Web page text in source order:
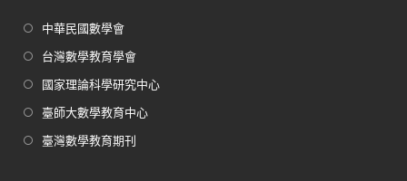
中華民國數學會
台灣數學教育學會
國家理論科學研究中心
臺師大數學教育中心
臺灣數學教育期刊